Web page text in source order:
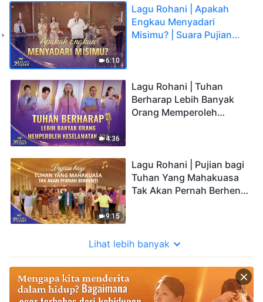
6:10
Lagu Rohani | Apakah
Engkau Menyadari
Misimu? | Suara Pujian
4:36
Lagu Rohani | Tuhan
Berharap Lebih Banyak
Orang Memperoleh
9:15
Lagu Rohani | Pujian bagi
Tuhan Yang Mahakuasa
Tak Akan Pernah Berhenti
Lihat lebih banyak